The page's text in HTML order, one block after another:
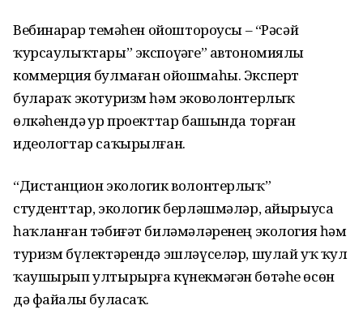
Вебинарҙар теҙмәһен ойоштороусы – “Рәсәй
ҡурсаулыҡтары” экспоүҙәге” автономиялы
коммерция булмаған ойошмаһы. Эксперт
булараҡ экотуризм һәм эковолонтерлыҡ
өлкәһендә ҙур проекттар башында торған
идеологтар саҡырылған.
“Дистанцион экологик волонтерлыҡ”
студенттар, экологик берләшмәләр, айырыуса
һаҡланған тәбиғәт биләмәләренең экология һәм
туризм бүлектәрендә эшләүселәр, шулай уҡ ҡул
ҡаушырып ултырырға күнекмәгән бөтәһе өсөн
дә файҙалы буласаҡ.